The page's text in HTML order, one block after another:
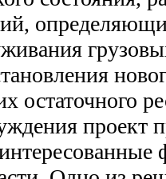
остаточного
проект